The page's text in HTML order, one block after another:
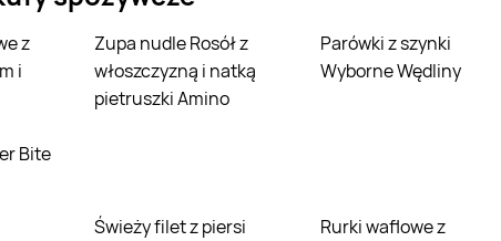
i
Bite
Zupa nudle Rosół z
włoszczyzną i natką
pietruszki Amino
Parówki z szynki
Wyborne Wędliny
Świeży filet z piersi
Rurki waflowe z